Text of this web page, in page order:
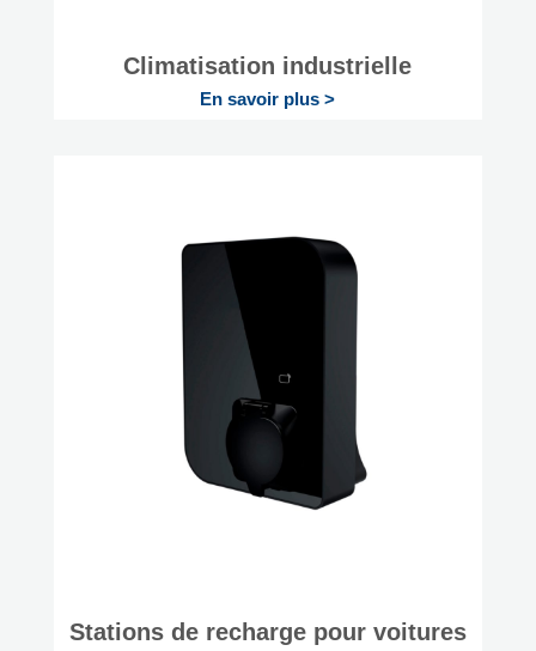
Climatisation industrielle
En savoir plus >
Stations de recharge pour voitures